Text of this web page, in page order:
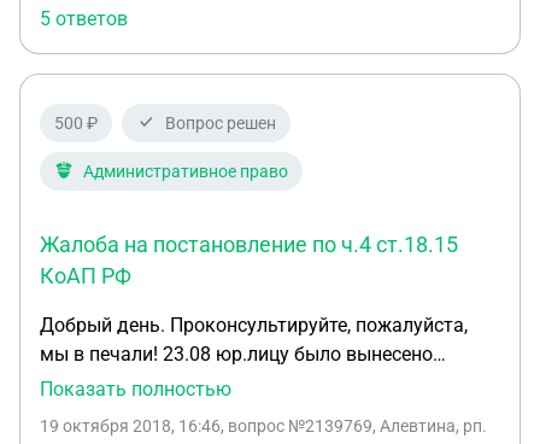
5 ответов
500 ₽ Вопрос решен
Административное право
Жалоба на постановление по ч.4 ст.18.15
КоАП РФ
Добрый день. Проконсультируйте, пожалуйста,
мы в печали! 23.08 юр.лицу было вынесено
постановление об административном
Показать полностью
19 октября 2018, 16:46, вопрос №2139769, Алевтина, рп.